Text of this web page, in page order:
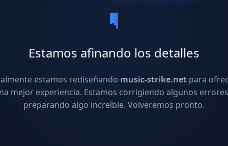
Estamos afinando los detalles
estamos rediseñando music-strike.net para
mejor experiencia. Estamos corrigiendo algunos
preparando algo increíble. Volveremos pronto.